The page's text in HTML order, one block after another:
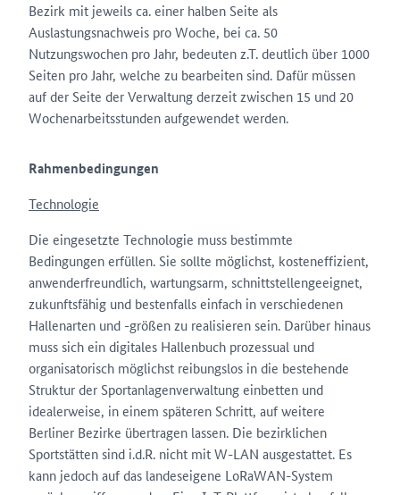
Bezirk mit jeweils ca. einer halben Seite als
Auslastungsnachweis pro Woche, bei ca. 50
Nutzungswochen pro Jahr, bedeuten z.T. deutlich über 1000
Seiten pro Jahr, welche zu bearbeiten sind. Dafür müssen
auf der Seite der Verwaltung derzeit zwischen 15 und 20
Wochenarbeitsstunden aufgewendet werden.
Rahmenbedingungen
Technologie
Die eingesetzte Technologie muss bestimmte
Bedingungen erfüllen. Sie sollte möglichst, kosteneffizient,
anwenderfreundlich, wartungsarm, schnittstellengeeignet,
zukunftsfähig und bestenfalls einfach in verschiedenen
Hallenarten und -größen zu realisieren sein. Darüber hinaus
muss sich ein digitales Hallenbuch prozessual und
organisatorisch möglichst reibungslos in die bestehende
Struktur der Sportanlagenverwaltung einbetten und
idealerweise, in einem späteren Schritt, auf weitere
Berliner Bezirke übertragen lassen. Die bezirklichen
Sportstätten sind i.d.R. nicht mit W-LAN ausgestattet. Es
kann jedoch auf das landeseigene LoRaWAN-System